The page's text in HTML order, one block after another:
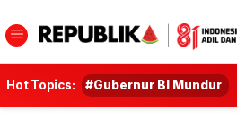
Hot Topics: #Gubernur BI Mundur